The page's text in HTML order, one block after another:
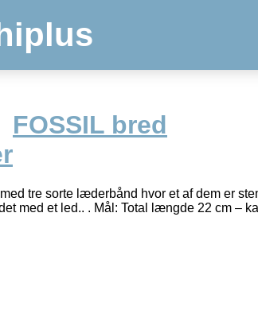
FOSSIL bred
tre sorte læderbånd hvor et af dem er
med et led.. . Mål: Total længde 22 cm –